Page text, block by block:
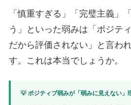
「慎重すぎる」「完璧主義」
う」といった弱みは「ポジテ
だから評価されない」と言わ
す。これは本当でしょうか。
💡 ポジティブ弱みが「弱みに見えない」